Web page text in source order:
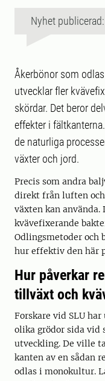
Nyhet
Åkerbönor som
utvecklar fler
skördar. Det beror
effekter i
de naturliga
växter och jord.
Precis som andra
direkt från luften
växten kan använda.
kvävefixerande
Odlingsmetoder och
hur effektiv den här
Hur påverkar
tillväxt och
Forskare vid SLU
olika grödor sida vid
utveckling. De ville
kanten av en sådan
odlas i monokultur.